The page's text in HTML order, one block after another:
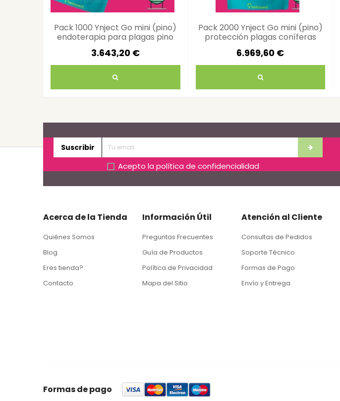
Pack 1000 Ynject Go mini (pino)
endoterapia para plagas pino
3.643,20 €
Pack 2000 Ynject Go mini (pino)
protección plagas coníferas
6.969,60 €
Suscribir
Acepto la política de confidencialidad
Acerca de la Tienda
Quiénes Somos
Blog
Eres tienda?
Contacto
Información Útil
Preguntas Frecuentes
Guía de Productos
Política de Privacidad
Mapa del Sitio
Atención al Cliente
Consultas de Pedidos
Soporte Técnico
Formas de Pago
Envío y Entrega
Formas de pago